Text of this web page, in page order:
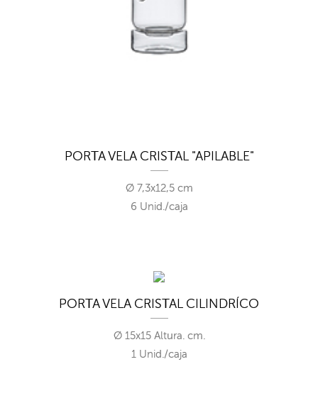
PORTA VELA CRISTAL "APILABLE"
Ø 7,3x12,5 cm
6 Unid./caja
PORTA VELA CRISTAL CILINDRÍCO
Ø 15x15 Altura. cm.
1 Unid./caja